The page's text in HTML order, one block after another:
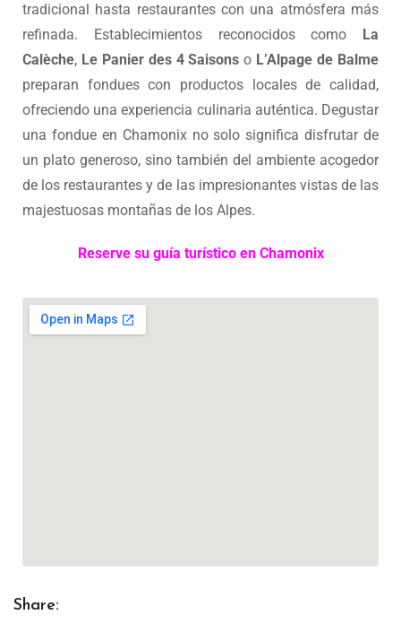
tradicional hasta restaurantes con una atmósfera más
refinada. Establecimientos reconocidos como
La
Calèche, Le Panier des 4 Saisons o L’Alpage de Balme
preparan fondues con productos locales de calidad,
ofreciendo una experiencia culinaria auténtica. Degustar
una fondue en Chamonix no solo significa disfrutar de
un plato generoso, sino también del ambiente acogedor
de los restaurantes y de las impresionantes vistas de las
majestuosas montañas de los Alpes.
Reserve su guía turístico en Chamonix
Share: